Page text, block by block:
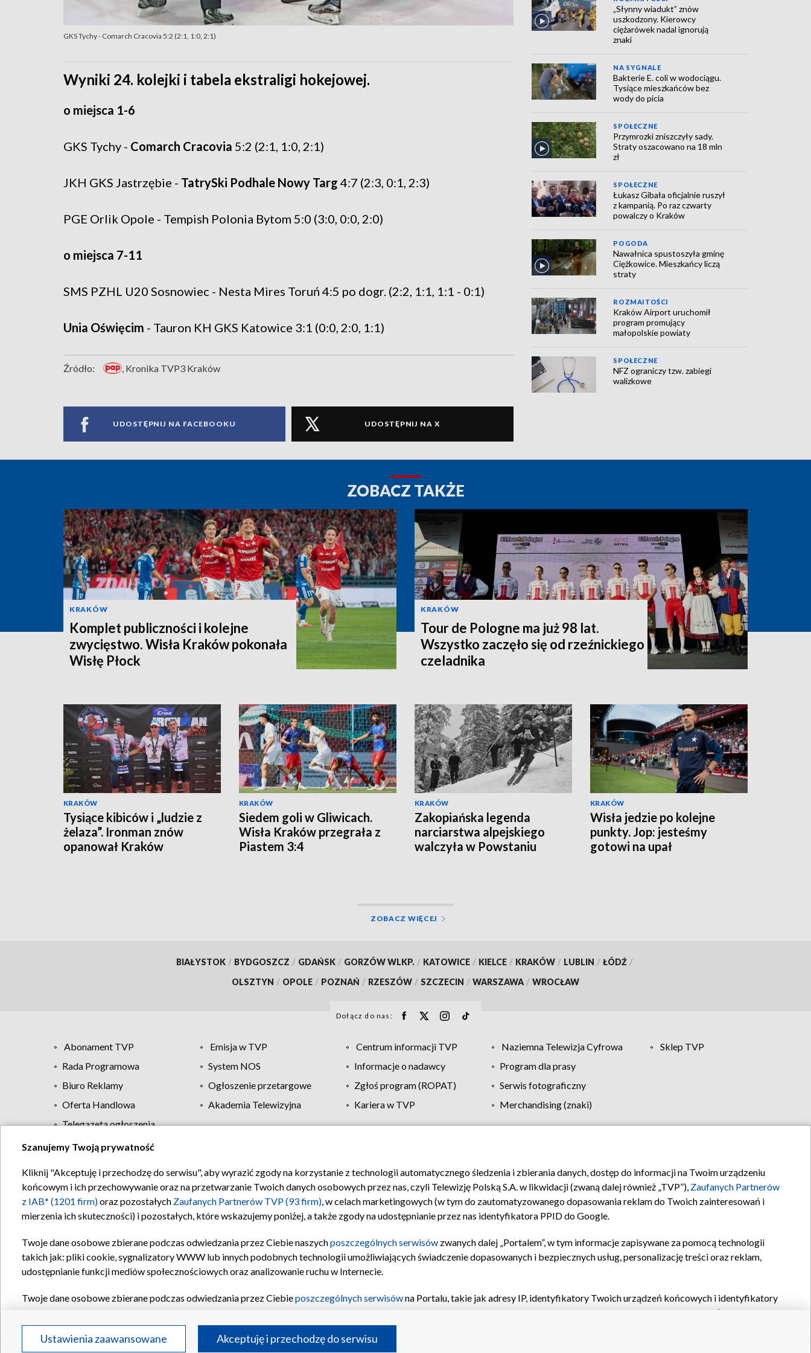
GKS Tychy - Comarch Cracovia 5:2 (2:1, 1:0, 2:1)
Wyniki 24. kolejki i tabela ekstraligi hokejowej.
o miejsca 1-6
GKS Tychy - Comarch Cracovia 5:2 (2:1, 1:0, 2:1)
JKH GKS Jastrzębie - TatrySki Podhale Nowy Targ 4:7 (2:3, 0:1, 2:3)
PGE Orlik Opole - Tempish Polonia Bytom 5:0 (3:0, 0:0, 2:0)
o miejsca 7-11
SMS PZHL U20 Sosnowiec - Nesta Mires Toruń 4:5 po dogr. (2:2, 1:1, 1:1 - 0:1)
Unia Oświęcim - Tauron KH GKS Katowice 3:1 (0:0, 2:0, 1:1)
Źródło: , Kronika TVP3 Kraków
UDOSTĘPNIJ NA FACEBOOKU UDOSTĘPNIJ NA X
„Słynny wiadukt” znów
uszkodzony. Kierowcy
ciężarówek nadal ignorują
znaki
NA SYGNALE
Bakterie E. coli w wodociągu.
Tysiące mieszkańców bez
wody do picia
SPOŁECZNE
Przymrozki zniszczyły sady.
Straty oszacowano na 18 mln
zł
SPOŁECZNE
Łukasz Gibała oficjalnie ruszył
z kampanią. Po raz czwarty
powalczy o Kraków
POGODA
Nawałnica spustoszyła gminę
Ciężkowice. Mieszkańcy liczą
straty
ROZMAITOŚCI
Kraków Airport uruchomił
program promujący
małopolskie powiaty
SPOŁECZNE
NFZ ograniczy tzw. zabiegi
walizkowe
ZOBACZ TAKŻE
KRAKÓW
Komplet publiczności i kolejne
zwycięstwo. Wisła Kraków pokonała
Wisłę Płock
KRAKÓW
Tour de Pologne ma już 98 lat.
Wszystko zaczęło się od rzeźnickiego
czeladnika
KRAKÓW
Tysiące kibiców i „ludzie z
żelaza”. Ironman znów
opanował Kraków
KRAKÓW
Siedem goli w Gliwicach.
Wisła Kraków przegrała z
Piastem 3:4
KRAKÓW
Zakopiańska legenda
narciarstwa alpejskiego
walczyła w Powstaniu
KRAKÓW
Wisła jedzie po kolejne
punkty. Jop: jesteśmy
gotowi na upał
ZOBACZ WIĘCEJ
BIAŁYSTOK / BYDGOSZCZ / GDAŃSK / GORZÓW WLKP. / KATOWICE / KIELCE / KRAKÓW / LUBLIN / ŁÓDŹ /
OLSZTYN / OPOLE / POZNAŃ / RZESZÓW / SZCZECIN / WARSZAWA / WROCŁAW
Dołącz do nas:
Abonament TVP Emisja w TVP Centrum informacji TVP Naziemna Telewizja Cyfrowa
Sklep TVP
Rada Programowa
System NOS Informacje o nadawcy
Program dla prasy
Biuro Reklamy
Ogłoszenie przetargowe Zgłoś program (ROPAT)
Serwis fotograficzny
Oferta Handlowa
Akademia Telewizyjna Kariera w TVP
Merchandising (znaki)
Telegazeta ogłoszenia
Regulamin TVP Polityka prywatności Moje zgody Pomoc Biuro reklamy Kontakt
Szanujemy Twoją prywatność
Kliknij "Akceptuję i przechodzę do serwisu", aby wyrazić zgody na korzystanie z technologii automatycznego śledzenia i zbierania danych, dostęp do informacji na Twoim urządzeniu
końcowym i ich przechowywanie oraz na przetwarzanie Twoich danych osobowych przez nas, czyli Telewizję Polską S.A. w likwidacji (zwaną dalej również „TVP”), Zaufanych Partnerów
z IAB* (1201 firm)oraz pozostałych Zaufanych Partnerów TVP (93 firm), w celach marketingowych (w tym do zautomatyzowanego dopasowania reklam do Twoich zainteresowań i
mierzenia ich skuteczności) i pozostałych, które wskazujemy poniżej, a także zgody na udostępnianie przez nas identyfikatora PPID do Google.
Twoje dane osobowe zbierane podczas odwiedzania przez Ciebie naszychposzczególnych serwisów zwanych dalej „Portalem”, w tym informacje zapisywane za pomocą technologii
takich jak: pliki cookie, sygnalizatory WWW lub innych podobnych technologii umożliwiających świadczenie dopasowanych i bezpiecznych usług, personalizację treści oraz reklam,
udostępnianie funkcji mediów społecznościowych oraz analizowanie ruchu w Internecie.
Twoje dane osobowe zbierane podczas odwiedzania przez Ciebieposzczególnych serwisówna Portalu, takie jak adresy IP, identyfikatory Twoich urządzeń końcowych i identyfikatory
oraz pozostałych
Partnerów TVPdla realizacji następujących celów i funkcji: przechowywania informacji na urządzeniu lub dostęp do nich, wyboru podstawowych reklam, wyboru spersonalizowanych
reklam, tworzenia profilu spersonalizowanych reklam, tworzenia profilu spersonalizowanych treści, wyboru spersonalizowanych treści, pomiaru wydajności reklam, pomiaru wydajności
Ustawienia zaawansowane Akceptuję i przechodzę do serwisu